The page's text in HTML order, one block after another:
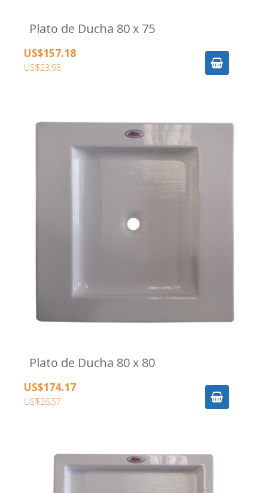
Plato de Ducha 80 x 75
US$157.18
US$23.98
Plato de Ducha 80 x 80
US$174.17
US$26.57